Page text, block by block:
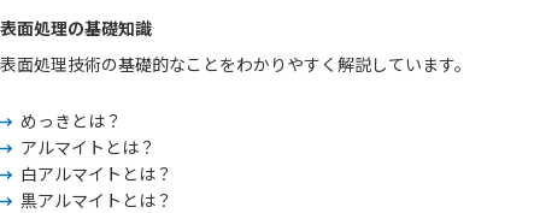
表面処理の基礎知識
表面処理技術の基礎的なことをわかりやすく解説しています。
めっきとは？
アルマイトとは？
白アルマイトとは？
黒アルマイトとは？